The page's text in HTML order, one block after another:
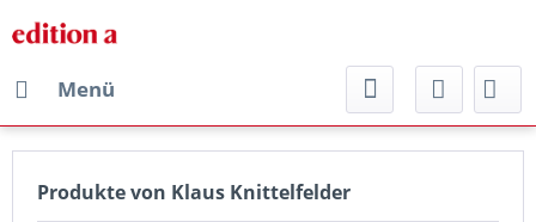
Menü
Produkte von Klaus Knittelfelder